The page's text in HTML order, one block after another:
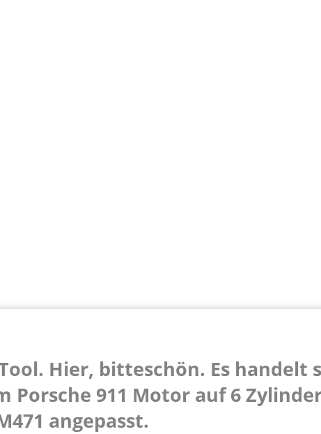
Hier, bitteschön. Es handelt
Porsche 911 Motor auf 6
angepasst.